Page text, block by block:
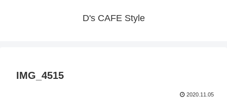
D's CAFE Style
IMG_4515
2020.11.05